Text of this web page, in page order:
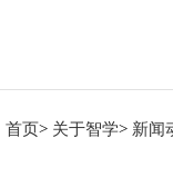
首页> 关于智学> 新闻